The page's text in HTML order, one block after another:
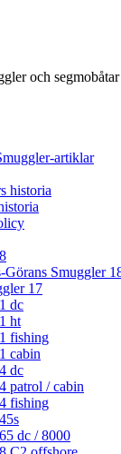
och segmobåtar
artiklar
historia
Görans Smuggler
17
dc
ht
fishing
cabin
dc
patrol / cabin
fishing
dc / 8000